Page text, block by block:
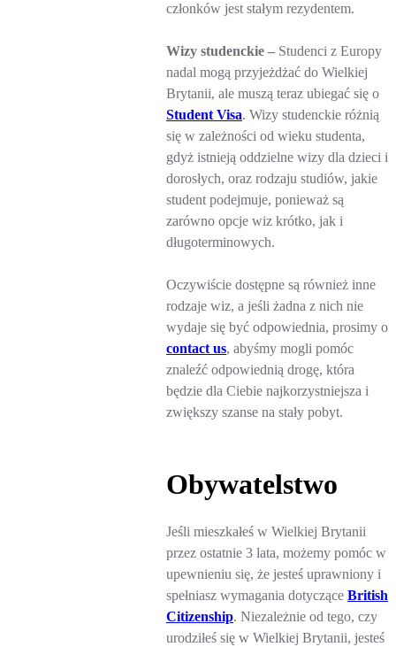
członków jest stałym rezydentem.
Wizy studenckie – Studenci z Europy
nadal mogą przyjeżdżać do Wielkiej
Brytanii, ale muszą teraz ubiegać się o
Student Visa. Wizy studenckie różnią
się w zależności od wieku studenta,
gdyż istnieją oddzielne wizy dla dzieci i
dorosłych, oraz rodzaju studiów, jakie
student podejmuje, ponieważ są
zarówno opcje wiz krótko, jak i
długoterminowych.
Oczywiście dostępne są również inne
rodzaje wiz, a jeśli żadna z nich nie
wydaje się być odpowiednia, prosimy o
contact us, abyśmy mogli pomóc
znaleźć odpowiednią drogę, która
będzie dla Ciebie najkorzystniejsza i
zwiększy szanse na stały pobyt.
Obywatelstwo
Jeśli mieszkałeś w Wielkiej Brytanii
przez ostatnie 3 lata, możemy pomóc w
upewnieniu się, że jesteś uprawniony i
spełniasz wymagania dotyczące British
Citizenship. Niezależnie od tego, czy
urodziłeś się w Wielkiej Brytanii, jesteś